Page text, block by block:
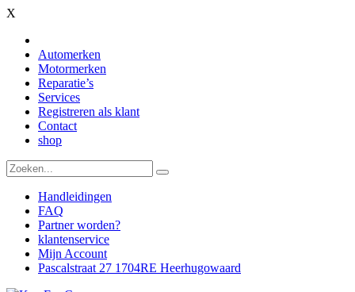
X
Automerken
Motormerken
Reparatie’s
Services
Registreren als klant
Contact
shop
Handleidingen
FAQ
Partner worden?
klantenservice
Mijn Account
Pascalstraat 27 1704RE Heerhugowaard